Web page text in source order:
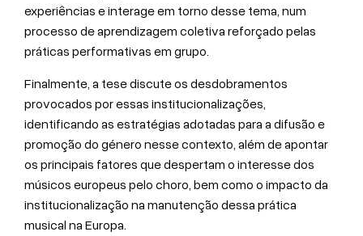
experiências e interage em torno desse tema, num
processo de aprendizagem coletiva reforçado pelas
práticas performativas em grupo.
Finalmente, a tese discute os desdobramentos
provocados por essas institucionalizações,
identificando as estratégias adotadas para a difusão e
promoção do género nesse contexto, além de apontar
os principais fatores que despertam o interesse dos
músicos europeus pelo choro, bem como o impacto da
institucionalização na manutenção dessa prática
musical na Europa.